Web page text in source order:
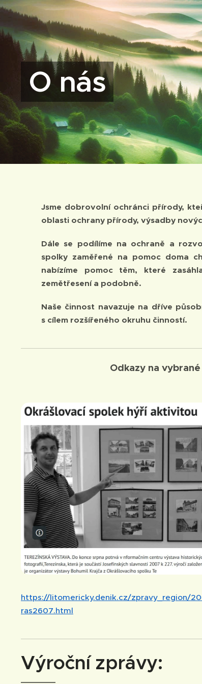
O nás
Jsme dobrovolní ochránci přírody,
oblasti ochrany přírody, výsadby
Dále se podílíme na ochraně a
spolky zaměřené na pomoc doma
nabízíme pomoc těm, které
zemětřesení a podobně.
Naše činnost navazuje na dříve
s cílem rozšířeného okruhu činností.
Odkazy na
https://litomericky.denik.cz/zpravy_region/
ras2607.html
Výroční zprávy: